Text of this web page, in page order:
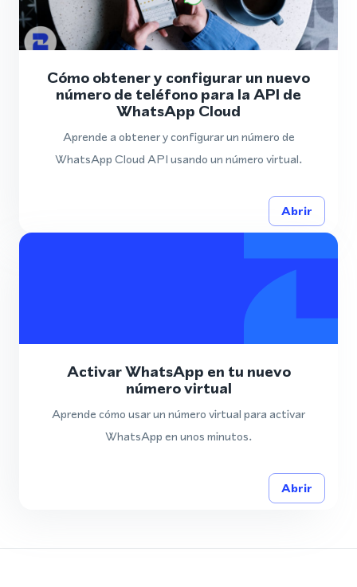
Cómo obtener y configurar un nuevo
número de teléfono para la API de
WhatsApp Cloud
Aprende a obtener y configurar un número de
WhatsApp Cloud API usando un número virtual.
Abrir
Activar WhatsApp en tu nuevo
número virtual
Aprende cómo usar un número virtual para activar
WhatsApp en unos minutos.
Abrir